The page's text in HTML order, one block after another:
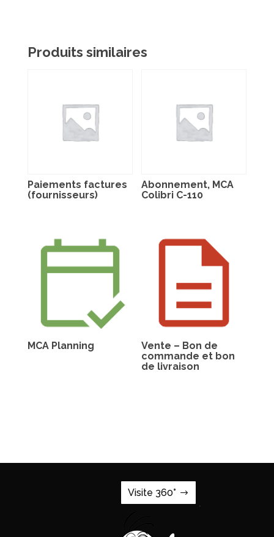
Produits similaires
Paiements factures
(fournisseurs)
Abonnement, MCA
Colibri C-110
MCA Planning
Vente – Bon de
commande et bon
de livraison
Visite 360°